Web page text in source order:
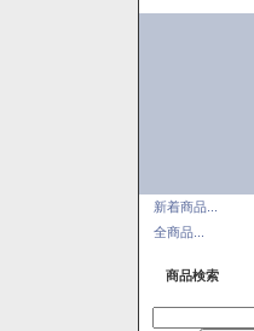
新着商品...
全商品...
商品検索